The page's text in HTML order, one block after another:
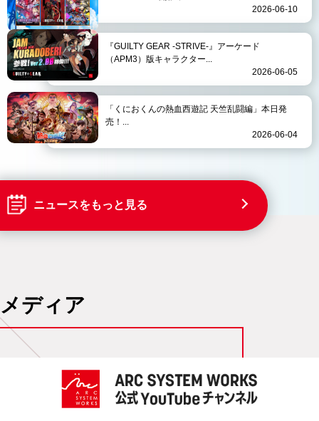
2026-06-10
『GUILTY GEAR -STRIVE-』アーケード
（APM3）版キャラクター...
2026-06-05
「くにおくんの熱血西遊記 天竺乱闘編」本日発
売！...
2026-06-04
ニュースをもっと見る
メディア